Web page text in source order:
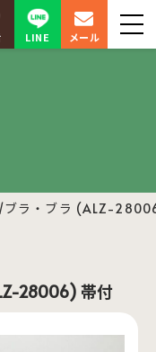
LINE メール
/ブラ・ブラ (ALZ-
28006) 帯付